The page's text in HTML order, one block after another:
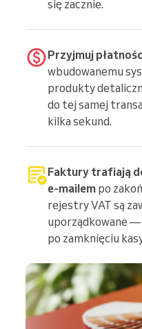
się zacznie.
Przyjmuj
wbudowanemu
produkty
do tej samej
kilka sekund.
Faktury trafiają
e-mailem po
rejestry VAT są
uporządkowane —
po zamknięciu